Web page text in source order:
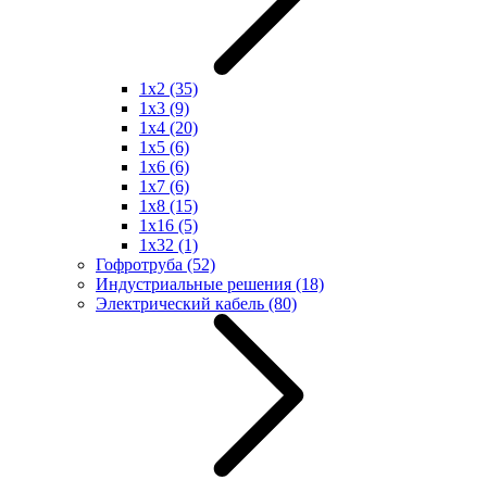
1x2 (35)
1x3 (9)
1x4 (20)
1x5 (6)
1x6 (6)
1x7 (6)
1x8 (15)
1x16 (5)
1x32 (1)
Гофротруба (52)
Индустриальные решения (18)
Электрический кабель (80)